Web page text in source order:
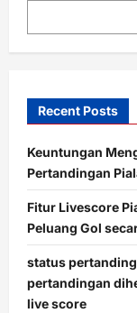
Recent Posts
Keuntungan
Pertandingan
Fitur Livescore
Peluang Gol
status
pertandingan
live score